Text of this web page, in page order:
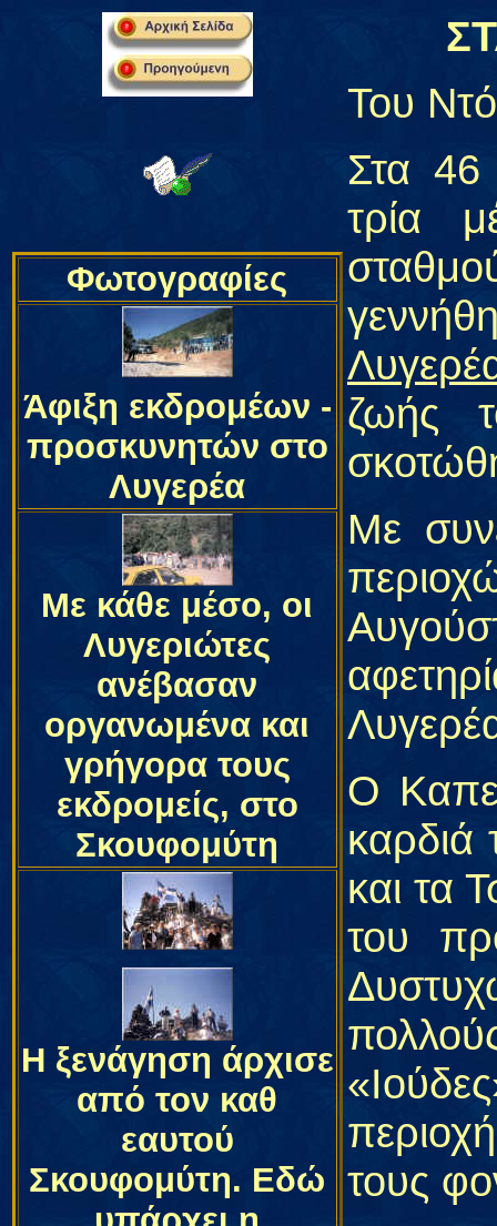
Φωτογραφίες
Άφιξη εκδρομέων -
προσκυνητών στο
Λυγερέα
Με κάθε μέσο, οι
Λυγεριώτες
ανέβασαν
οργανωμένα και
γρήγορα τους
εκδρομείς, στο
Σκουφομύτη
Η ξενάγηση άρχισε
από τον καθ
εαυτού
Σκουφομύτη. Εδώ
Του
Στα 46
τρία
ζωής
Με
Ο
καρδιά
και τα
του
τους